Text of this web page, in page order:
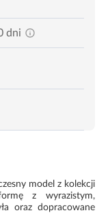
dni
model z kolekcji
z wyrazistym,
oraz dopracowane